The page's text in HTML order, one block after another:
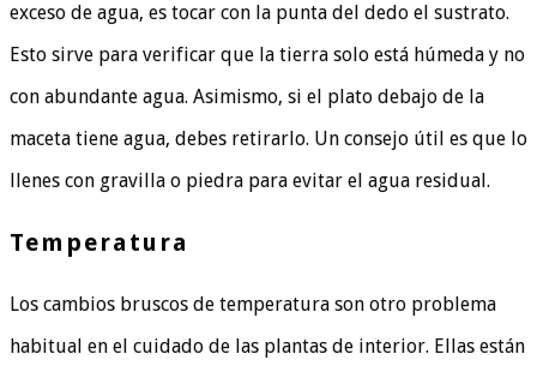
exceso de agua, es tocar con la punta del dedo el sustrato.
Esto sirve para verificar que la tierra solo está húmeda y no
con abundante agua. Asimismo, si el plato debajo de la
maceta tiene agua, debes retirarlo. Un consejo útil es que lo
llenes con gravilla o piedra para evitar el agua residual.
Temperatura
Los cambios bruscos de temperatura son otro problema
habitual en el cuidado de las plantas de interior. Ellas están